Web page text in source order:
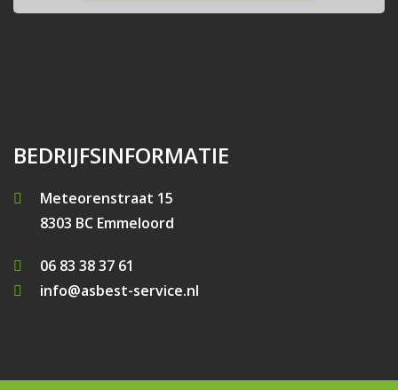
BEDRIJFSINFORMATIE
Meteorenstraat 15
8303 BC Emmeloord
06 83 38 37 61
info@asbest-service.nl